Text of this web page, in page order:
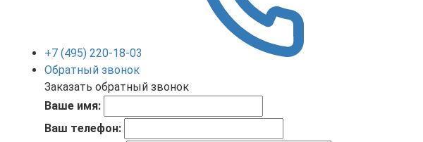
+7 (495) 220-18-03
Обратный звонок
Заказать обратный звонок
Ваше имя:
Ваш телефон: